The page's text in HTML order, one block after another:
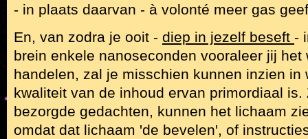
- in plaats daarvan - à volonté meer gas
En, van zodra je ooit - diep in jezelf beseft -
brein enkele nanoseconden vooraleer jij het
handelen, zal je misschien kunnen inzien in
kwaliteit van de inhoud ervan primordiaal is.
bezorgde gedachten, kunnen het lichaam
omdat dat lichaam 'de bevelen', of